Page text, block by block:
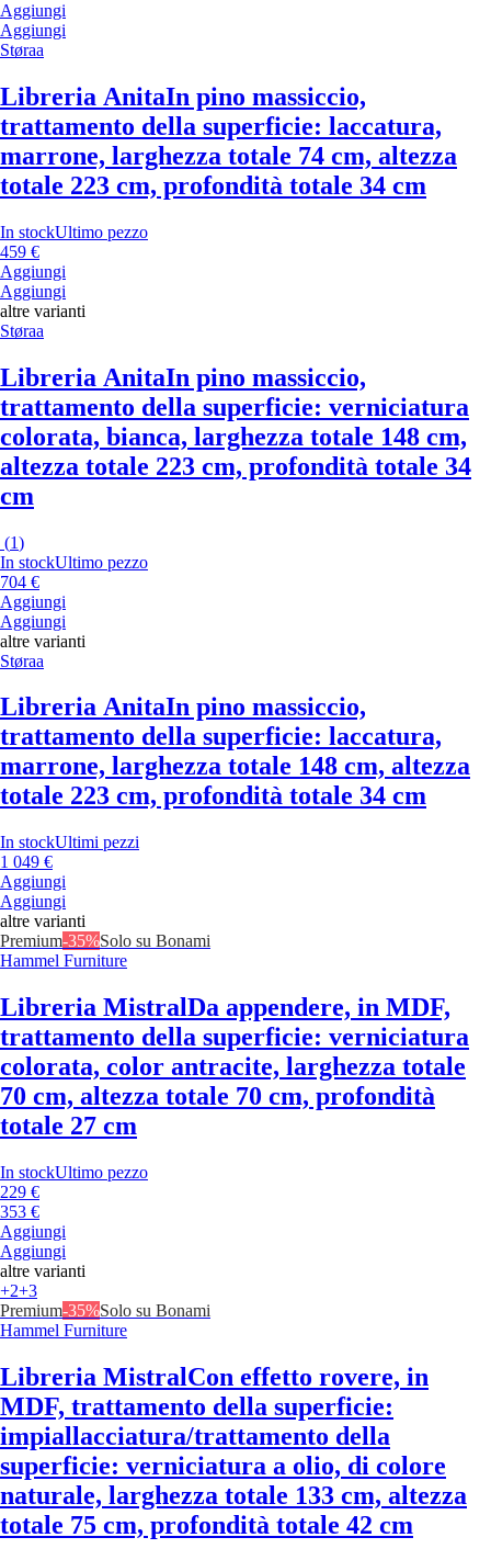
Aggiungi
Aggiungi
Støraa
Libreria AnitaIn pino massiccio,
trattamento della superficie: laccatura,
marrone, larghezza totale 74 cm, altezza
totale 223 cm, profondità totale 34 cm
In stockUltimo pezzo
459 €
Aggiungi
Aggiungi
altre varianti
Støraa
Libreria AnitaIn pino massiccio,
trattamento della superficie: verniciatura
colorata, bianca, larghezza totale 148 cm,
altezza totale 223 cm, profondità totale 34
cm
(1)
In stockUltimo pezzo
704 €
Aggiungi
Aggiungi
altre varianti
Støraa
Libreria AnitaIn pino massiccio,
trattamento della superficie: laccatura,
marrone, larghezza totale 148 cm, altezza
totale 223 cm, profondità totale 34 cm
In stockUltimi pezzi
1 049 €
Aggiungi
Aggiungi
altre varianti
Premium-35%Solo su Bonami
Hammel Furniture
Libreria MistralDa appendere, in MDF,
trattamento della superficie: verniciatura
colorata, color antracite, larghezza totale
70 cm, altezza totale 70 cm, profondità
totale 27 cm
In stockUltimo pezzo
229 €
353 €
Aggiungi
Aggiungi
altre varianti
+2+3
Premium-35%Solo su Bonami
Hammel Furniture
Libreria MistralCon effetto rovere, in
MDF, trattamento della superficie:
impiallacciatura/trattamento della
superficie: verniciatura a olio, di colore
naturale, larghezza totale 133 cm, altezza
totale 75 cm, profondità totale 42 cm